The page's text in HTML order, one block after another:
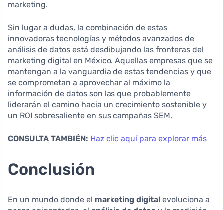
marketing.
Sin lugar a dudas, la combinación de estas
innovadoras tecnologías y métodos avanzados de
análisis de datos está desdibujando las fronteras del
marketing digital en México. Aquellas empresas que se
mantengan a la vanguardia de estas tendencias y que
se comprometan a aprovechar al máximo la
información de datos son las que probablemente
liderarán el camino hacia un crecimiento sostenible y
un ROI sobresaliente en sus campañas SEM.
CONSULTA TAMBIÉN: Haz clic aquí para explorar más
Conclusión
En un mundo donde el marketing digital evoluciona a